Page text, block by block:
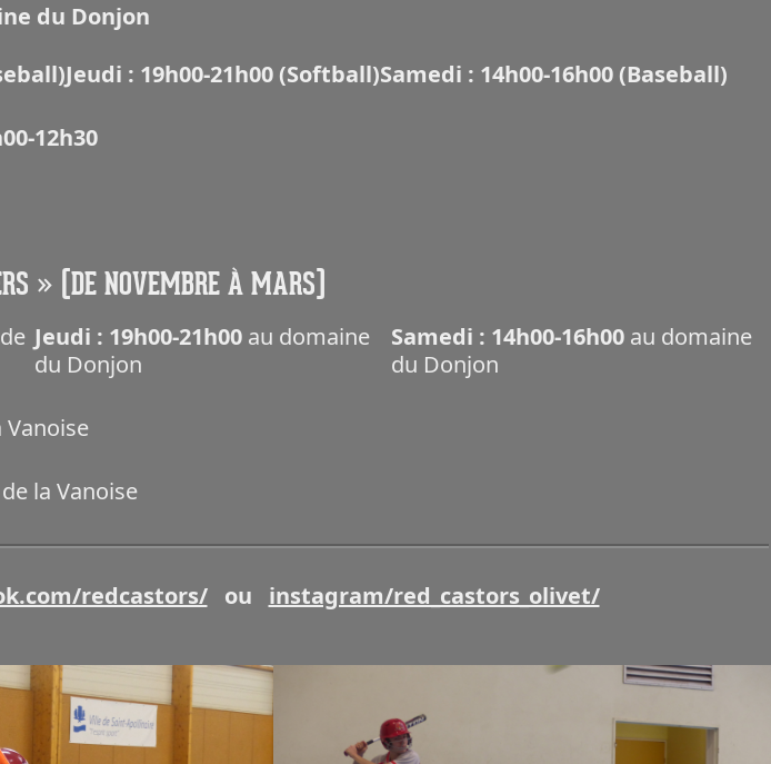
du Donjon
Jeudi : 19h00-21h00 (Softball)Samedi : 14h00-16h00 (Baseball)
12h30
» (DE NOVEMBRE À MARS)
Jeudi : 19h00-21h00 au domaine
du Donjon
Samedi : 14h00-16h00 au domaine
du Donjon
Vanoise
la Vanoise
redcastors/ ou instagram/red_castors_olivet/